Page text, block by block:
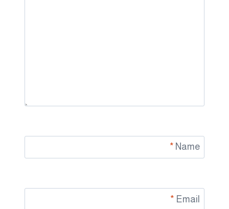
Name
*
Email
*